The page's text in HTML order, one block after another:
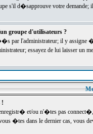
s'il d�sapprouve votre demande;
groupe d'utilisateurs ?
par l'administrateur; il y
essayez de lui laisser un
!
et/ou n'�tes pas
�tes dans le dernier cas, vous